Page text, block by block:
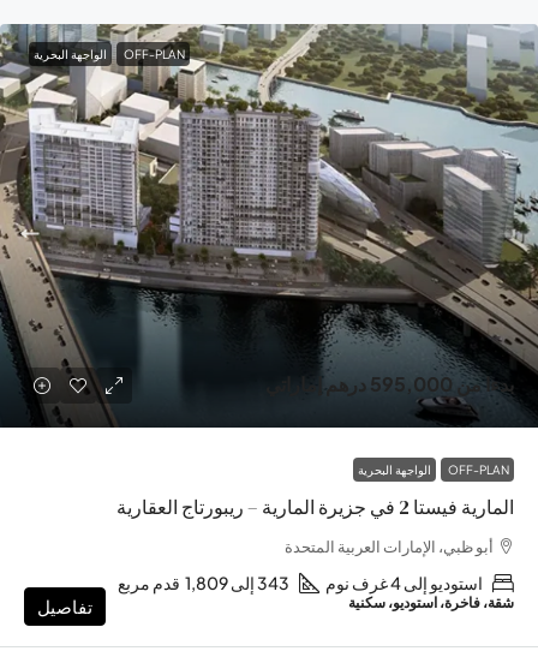
OFF-PLAN الواجهة البحرية
بدءا من595,000 درهم إماراتي
OFF-PLAN الواجهة البحرية
المارية فيستا 2 في جزيرة المارية – ريبورتاج العقارية
أبو ظبي، الإمارات العربية المتحدة
استوديو إلى 4 غرف نوم 343 إلى 1,809 قدم مربع
شقة، فاخرة، استوديو، سكنية تفاصيل